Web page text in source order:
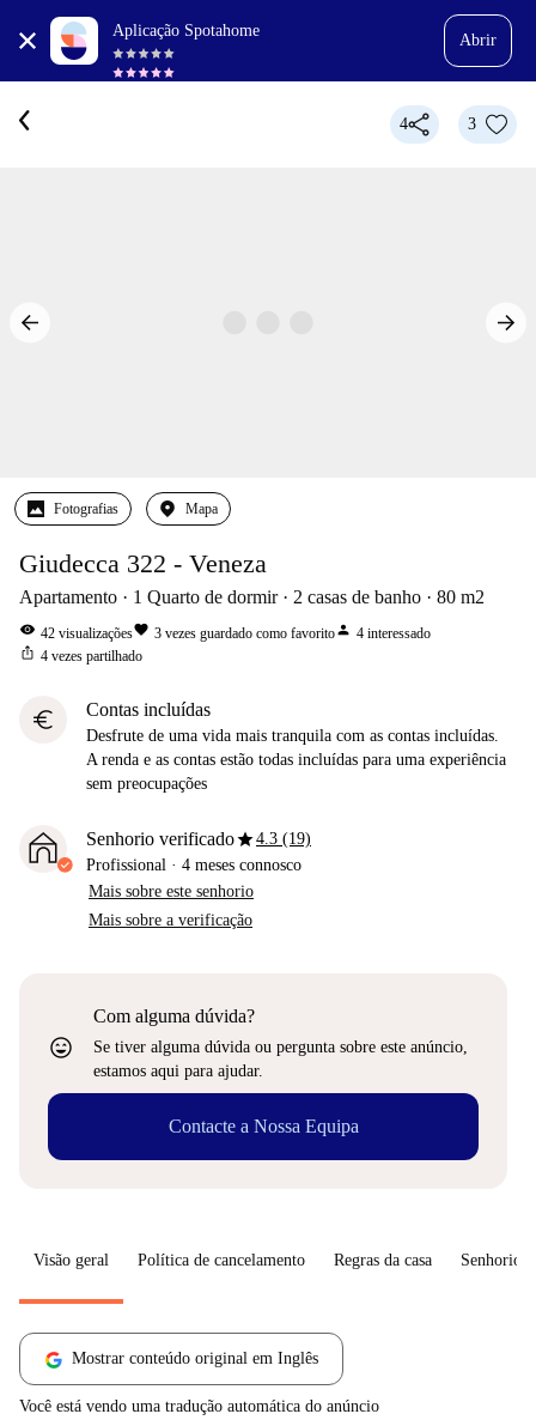
Aplicação Spotahome
Abrir
4 3
Fotografias Mapa
Giudecca 322 - Veneza
Apartamento 1 Quarto de dormir 2 casas de banho 80 m2
visibility 42 visualizaçõesfavorite 3 vezes guardado como favoritoperson 4 interessado
ios_share 4 vezes partilhado
euro Contas incluídas
Desfrute de uma vida mais tranquila com as contas incluídas.
A renda e as contas estão todas incluídas para uma experiência
sem preocupações
Senhorio verificadostar4.3 (19)
Profissional · 4 meses connosco
Mais sobre este senhorio
Mais sobre a verificação
sentiment_very_satisfied
Com alguma dúvida?
Se tiver alguma dúvida ou pergunta sobre este anúncio,
estamos aqui para ajudar.
Contacte a Nossa Equipa
Visão geral Política de cancelamento Regras da casa Senhorio
Mostrar conteúdo original em Inglês
Você está vendo uma tradução automática do anúncio